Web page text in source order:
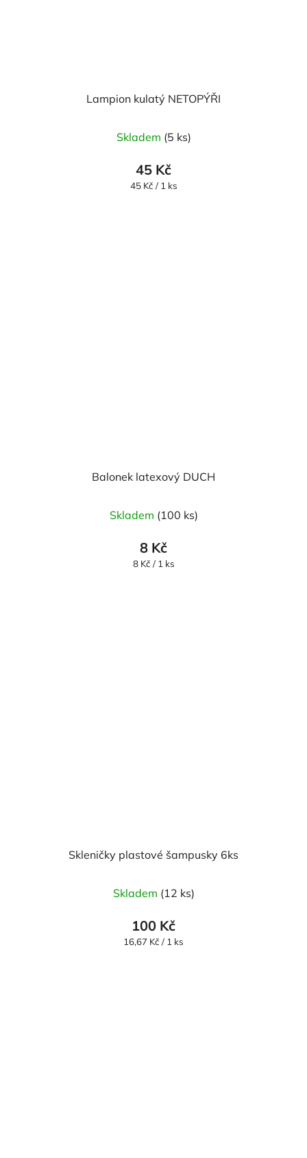
Lampion kulatý NETOPÝŘI
Skladem (5 ks)
45 Kč
Měrná
45 Kč / 1 ks
Balonek latexový DUCH
Skladem (100 ks)
8 Kč
Měrná
8 Kč / 1 ks
Skleničky plastové šampusky 6ks
Skladem (12 ks)
100 Kč
Měrná
16,67 Kč / 1 ks